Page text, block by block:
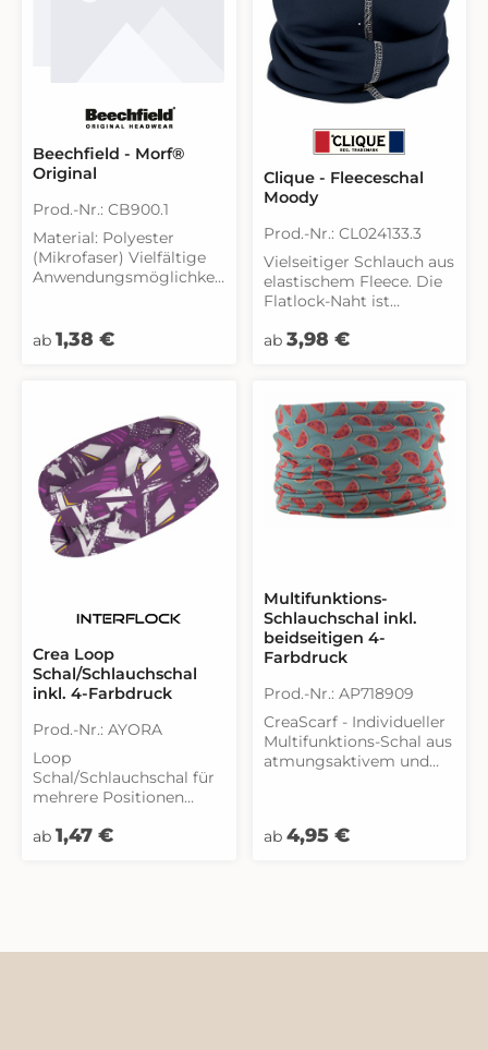
Beechfield - Morf®
Original
Prod.-Nr.: CB900.1
Material: Polyester
(Mikrofaser) Vielfältige
Anwendungsmöglichkei
Atmungsaktives Material
Maschinenwäsche / Kein
erhöhten Tragekomfort
Beechfield übernimmt
keine ausdrückliche oder
stillschweigende
Garantie dafür, dass das
Produkt eine Infektion
oder die Übertragung
von Viren bzw.
ein Umtausch
ausgeschlossen.
Regulärer Preis:
ab1,38 €
Clique - Fleeceschal
Moody
Prod.-Nr.: CL024133.3
Vielseitiger Schlauch aus
elastischem Fleece. Die
Flatlock-Naht ist
Regulärer Preis:
ab 3,98 €
Crea Loop
Schal/Schlauchschal
inkl. 4-Farbdruck
Prod.-Nr.: AYORA
Loop
Schal/Schlauchschal für
mehrere Positionen
Hergestellt aus Polyester
Regulärer Preis:
ab1,47 €
Multifunktions-
Schlauchschal inkl.
beidseitigen 4-
Farbdruck
Prod.-Nr.: AP718909
CreaScarf - Individueller
Multifunktions-Schal aus
atmungsaktivem und
Material 100% Polyester
Regulärer Preis:
ab 4,95 €